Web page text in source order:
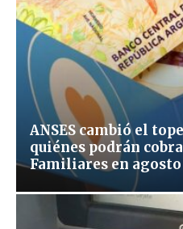
ANSES cambió el
quiénes podrán
Familiares en agosto